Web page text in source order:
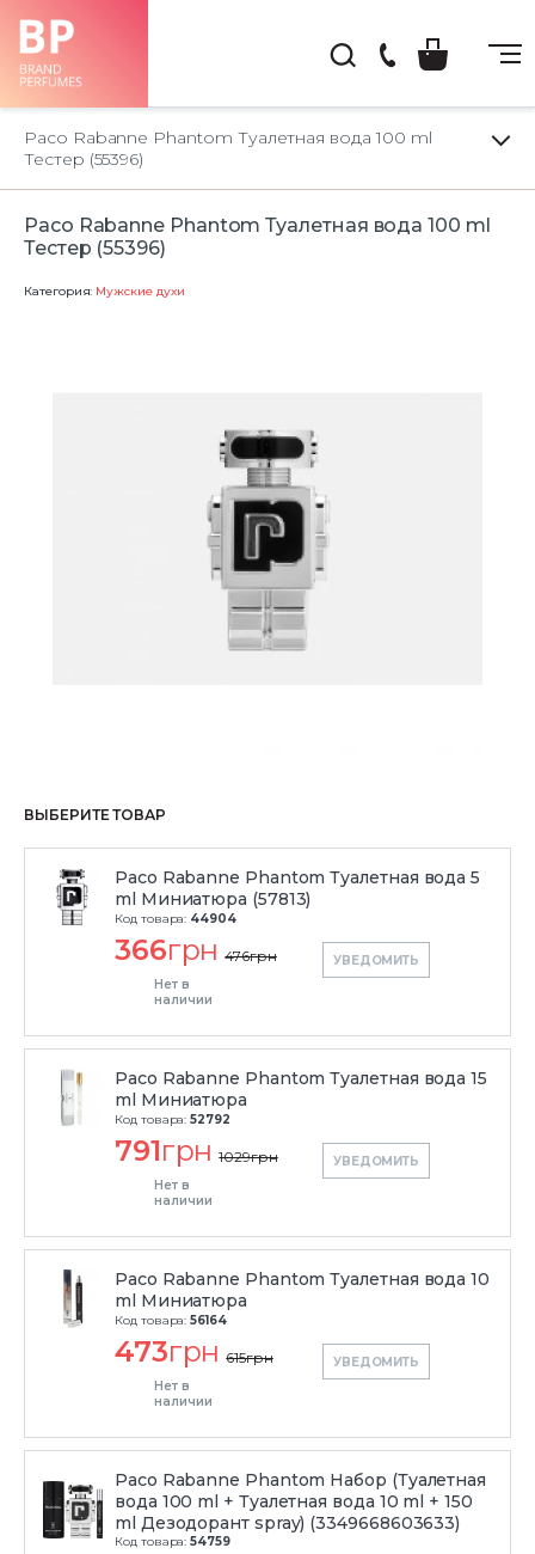
22
Paco Rabanne Phantom Туалетная вода 100 ml
Тестер (55396)
Paco Rabanne Phantom Туалетная вода 100 ml
Тестер (55396)
Категория: Мужские духи
ВЫБЕРИТЕ ТОВАР
Paco Rabanne Phantom Туалетная вода 5
ml Миниатюра (57813)
Код товара: 44904
366грн 476грн
Нет в
наличии
УВЕДОМИТЬ
Paco Rabanne Phantom Туалетная вода 15
ml Миниатюра
Код товара: 52792
791грн 1029грн
Нет в
наличии
УВЕДОМИТЬ
Paco Rabanne Phantom Туалетная вода 10
ml Миниатюра
Код товара: 56164
473грн 615грн
Нет в
наличии
УВЕДОМИТЬ
Paco Rabanne Phantom Набор (Туалетная
вода 100 ml + Туалетная вода 10 ml + 150
ml Дезодорант spray) (3349668603633)
Код товара: 54759